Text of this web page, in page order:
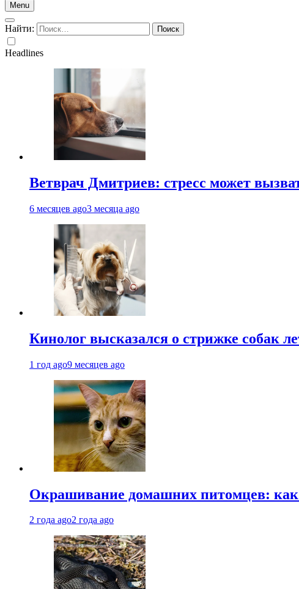
Menu
Найти:
Headlines
Ветврач Дмитриев: стресс может
6 месяцев ago3 месяца ago
Кинолог высказался о стрижке собак
1 год ago9 месяцев ago
Окрашивание домашних питомцев:
2 года ago2 года ago